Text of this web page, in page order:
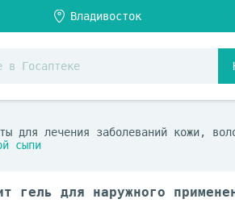
для лечения заболеваний кожи,
сыпи
гель для наружного